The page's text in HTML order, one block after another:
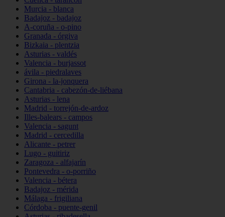
Murcia - blanca
Badajoz - badajoz
A-coruña - o-pino
Granada - órgiva
Bizkaia - plentzia
Asturias - valdés
Valencia - burjassot
ávila - piedralaves
Girona - la-jonquera
Cantabria - cabezón-de-liébana
Asturias - lena
Madrid - torrejón-de-ardoz
Illes-balears - campos
Valencia - sagunt
Madrid - cercedilla
Alicante - petrer
Lugo - guitiriz
Zaragoza - alfajarín
Pontevedra - o-porriño
Valencia - bétera
Badajoz - mérida
Málaga - frigiliana
Córdoba - puente-genil